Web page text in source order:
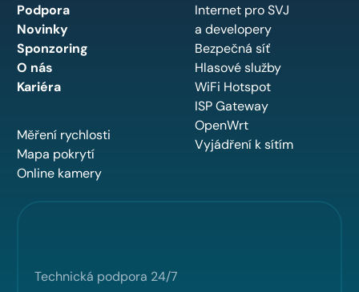
Podpora
Novinky
Sponzoring
O nás
Kariéra
Měření rychlosti
Mapa pokrytí
Online kamery
Internet pro SVJ
a developery
Bezpečná síť
Hlasové služby
WiFi Hotspot
ISP Gateway
OpenWrt
Vyjádření k sítím
Technická podpora 24/7